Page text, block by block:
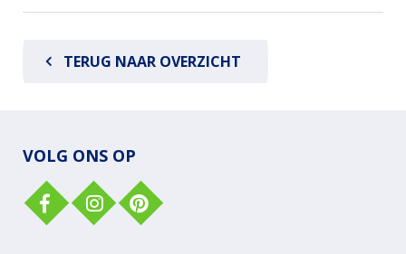
TERUG NAAR OVERZICHT
VOLG ONS OP